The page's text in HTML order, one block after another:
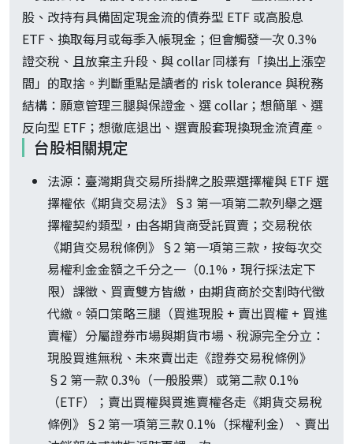
股、改持有具備固定現金流的債券型 ETF 或高股息
ETF、換取每月或每季入帳現金；但會觸發一次 0.3%
證交稅、且放棄主升段、與 collar 同樣有「換出上漲空
間」的取捨。判斷重點是讀者的 risk tolerance 與稅務
結構：願意管理三腿與保證金、選 collar；想簡單、選
反向型 ETF；想徹底退出、選賣股套現換現金流資產。
台股相關規定
法源：臺灣期貨交易所掛牌之股票選擇權與 ETF 選
擇權依《期貨交易法》§3 第一項第二款列舉之選
擇權契約類型，由各期貨商受託買賣；交易稅依
《期貨交易稅條例》§2 第一項第三款，按每次交
易權利金金額之千分之一（0.1%，現行採法定下
限）課徵、買賣雙方皆繳，由期貨商於交割時代徵
代繳。領口策略三腿（買進現股 + 賣出買權 + 買進
賣權）分屬證券市場與期貨市場、稅源完全分立：
現股買進無稅、未來賣出走《證券交易稅條例》
§2 第一款 0.3%（一般股票）或第二款 0.1%
（ETF）；賣出買權與買進賣權各走《期貨交易稅
條例》§2 第一項第三款 0.1%（採權利金）、賣出